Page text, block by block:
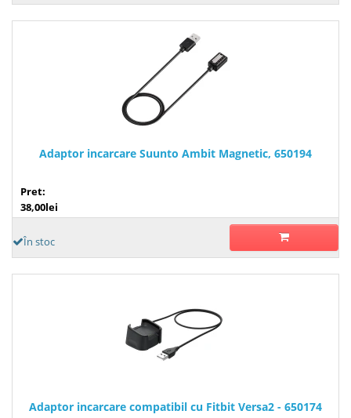
Adaptor incarcare Suunto Ambit Magnetic, 650194
Pret:
38,00lei
În stoc
Adaptor incarcare compatibil cu Fitbit Versa2 - 650174